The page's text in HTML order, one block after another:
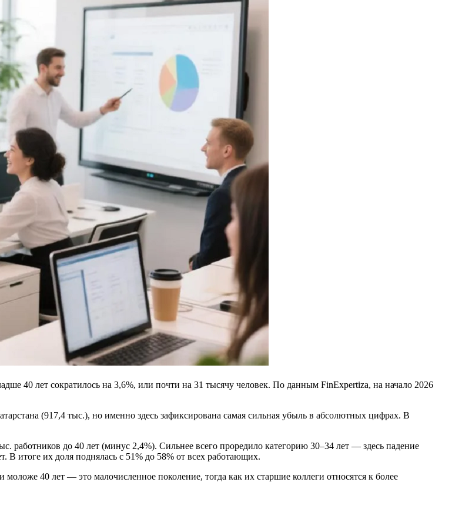
40 лет сократилось на 3,6%, или почти на 31 тысячу человек. По данным FinExpertiza, на начало 2026
(917,4 тыс.), но именно здесь зафиксирована самая сильная убыль в абсолютных цифрах. В
работников до 40 лет (минус 2,4%). Сильнее всего проредило категорию 30–34 лет — здесь падение
В итоге их доля поднялась с 51% до 58% от всех работающих.
40 лет — это малочисленное поколение, тогда как их старшие коллеги относятся к более